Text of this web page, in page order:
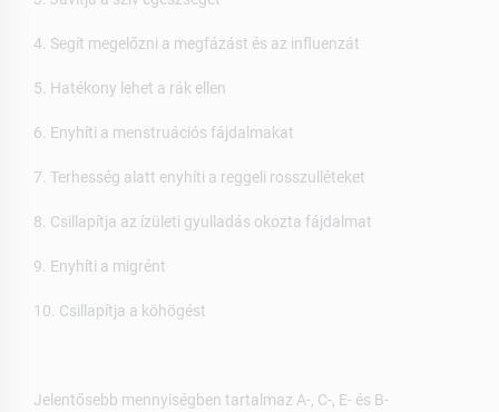
4. Segít megelőzni a megfázást és az influenzát
5. Hatékony lehet a rák ellen
6. Enyhíti a menstruációs fájdalmakat
7. Terhesség alatt enyhíti a reggeli rosszulléteket
8. Csillapítja az ízületi gyulladás okozta fájdalmat
9. Enyhíti a migrént
10. Csillapítja a köhögést
Jelentősebb mennyiségben tartalmaz A-, C-, E- és B-